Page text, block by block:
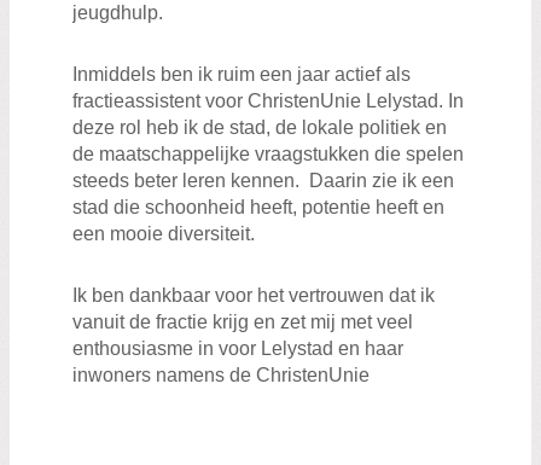
jeugdhulp.
Inmiddels ben ik ruim een jaar actief als
fractieassistent voor ChristenUnie Lelystad. In
deze rol heb ik de stad, de lokale politiek en
de maatschappelijke vraagstukken die spelen
steeds beter leren kennen. Daarin zie ik een
stad die schoonheid heeft, potentie heeft en
een mooie diversiteit.
Ik ben dankbaar voor het vertrouwen dat ik
vanuit de fractie krijg en zet mij met veel
enthousiasme in voor Lelystad en haar
inwoners namens de ChristenUnie